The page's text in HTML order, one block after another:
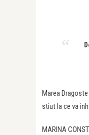
Marea
stiut la ce va
MARINA